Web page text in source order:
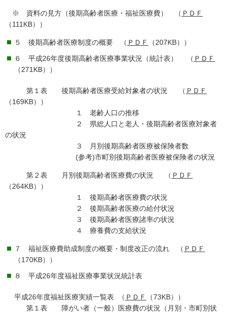
※ 資料の見方（後期高齢者医療・福祉医療費） （ ＰＤＦ
（111KB））
５ 後期高齢者医療制度の概要 （ ＰＤＦ
（207KB））
６ 平成26年度後期高齢者医療事業状況（統計表） （ ＰＤＦ
（271KB））
第１表 後期高齢者医療受給対象者の状況 （ ＰＤＦ
（169KB））
１ 老齢人口の推移
２ 県総人口と老人・後期高齢者医療対象者
の状況
３ 月別後期高齢者医療被保険者数
(参考)市町別後期高齢者医療被保険者の状況
第２表 月別後期高齢者医療費の状況 （ ＰＤＦ
（264KB））
１ 後期高齢者医療費の状況
２ 後期高齢者医療の給付状況
３ 後期高齢者医療諸率の状況
４ 療養費の支給状況
７ 福祉医療費助成制度の概要・制度改正の流れ （ ＰＤＦ
（170KB））
８ 平成26年度福祉医療事業状況統計表
平成26年度福祉医療実績一覧表 （ ＰＤＦ
（73KB））
第１表 障がい者（一般）医療費の状況（月別・市町別状